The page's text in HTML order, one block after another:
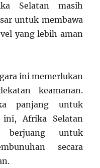
Selatan masih
untuk membawa
yang lebih aman
ini memerlukan
keamanan.
panjang untuk
ini, Afrika Selatan
untuk
secara